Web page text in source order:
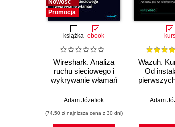
Nowość
Promocja
książka ebook
Wireshark. Analiza
ruchu sieciowego i
wykrywanie włamań
Adam Józefiok
(74,50 zł najniższa cena z 30 dni)
kurs
Wazuh.
Od
Adam